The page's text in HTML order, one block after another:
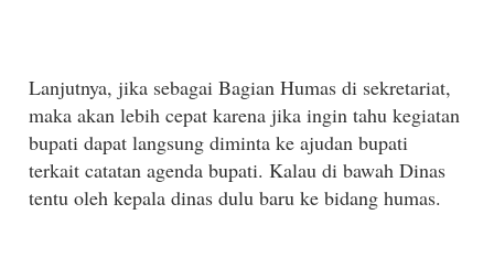
Lanjutnya, jika sebagai Bagian Humas di sekretariat,
maka akan lebih cepat karena jika ingin tahu kegiatan
bupati dapat langsung diminta ke ajudan bupati
terkait catatan agenda bupati. Kalau di bawah Dinas
tentu oleh kepala dinas dulu baru ke bidang humas.